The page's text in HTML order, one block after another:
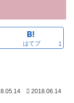
はてブ 1
2018.06.14